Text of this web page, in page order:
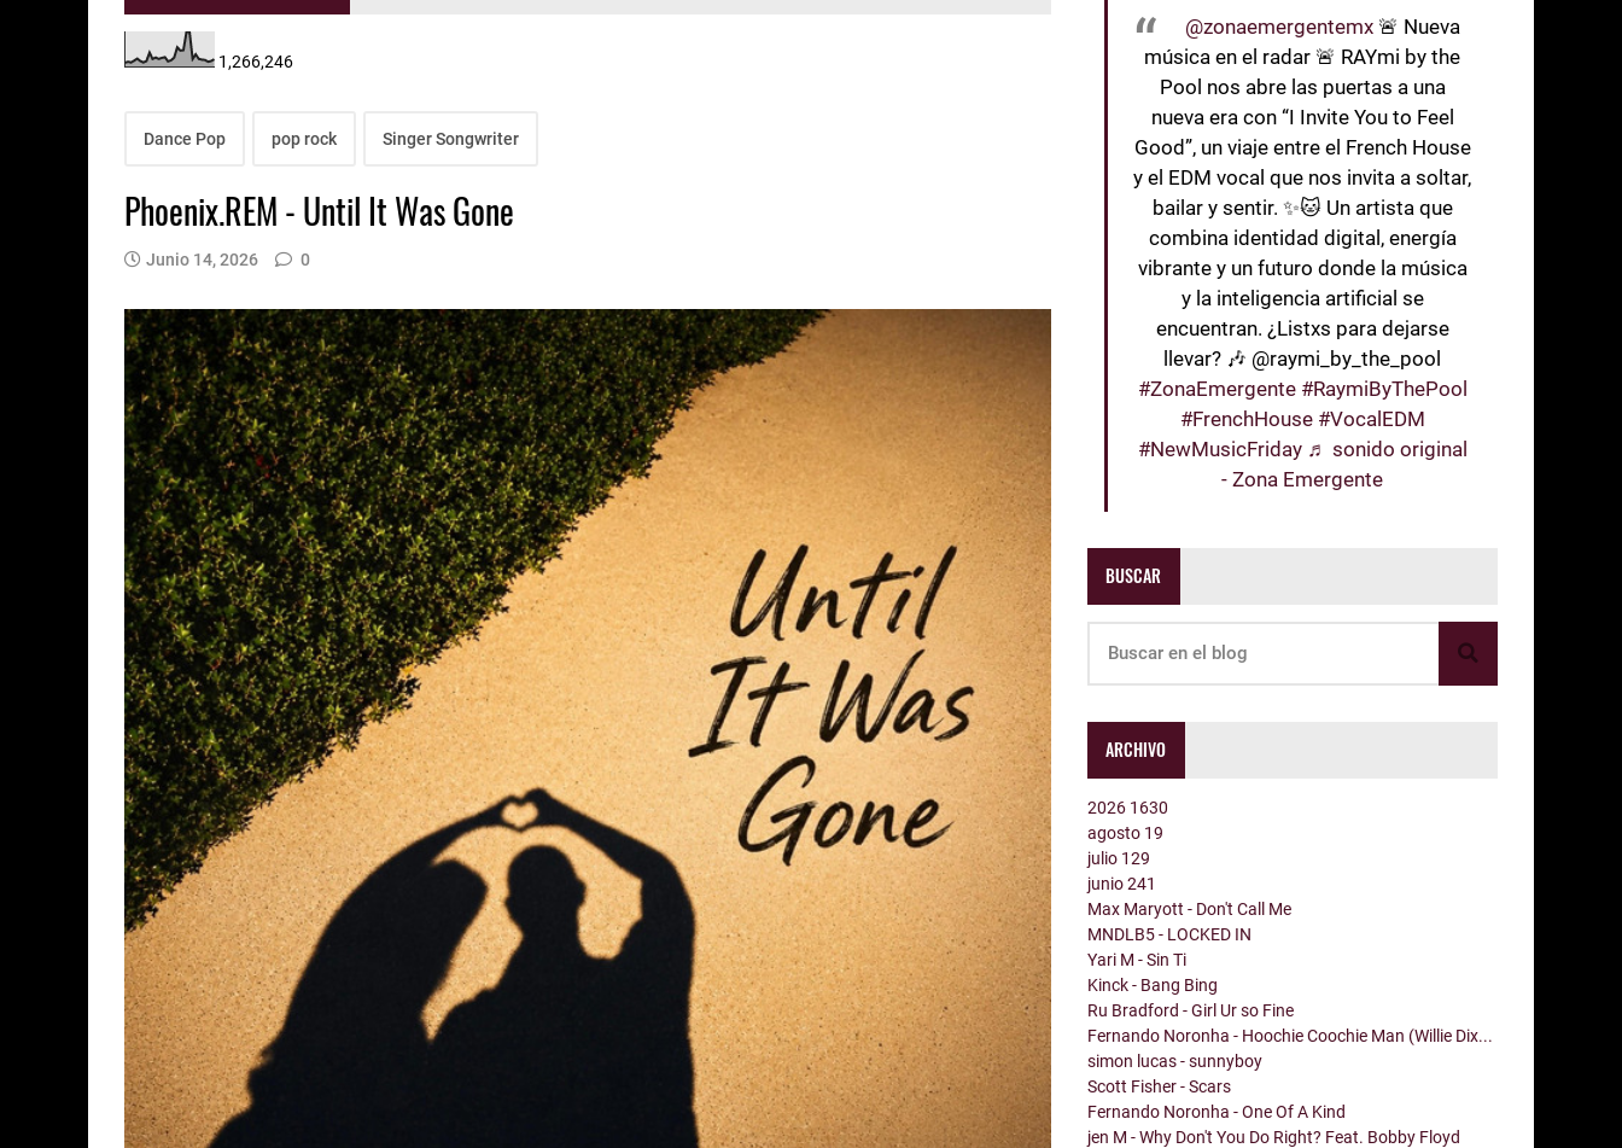
1,266,246
Dance Pop pop rock Singer Songwriter
Phoenix.REM - Until It Was Gone
Junio 14, 2026 0
@zonaemergentemx 🚨 Nueva
música en el radar 🚨 RAYmi by the
Pool nos abre las puertas a una
nueva era con “I Invite You to Feel
Good”, un viaje entre el French House
y el EDM vocal que nos invita a soltar,
bailar y sentir. ✨🐱 Un artista que
combina identidad digital, energía
vibrante y un futuro donde la música
y la inteligencia artificial se
encuentran. ¿Listxs para dejarse
llevar? 🎶 @raymi_by_the_pool
#ZonaEmergente #RaymiByThePool
#FrenchHouse #VocalEDM
#NewMusicFriday ♬ sonido original
- Zona Emergente
BUSCAR
ARCHIVO
2026 1630
agosto 19
julio 129
junio241
Max Maryott - Don't Call Me
MNDLB5 - LOCKED IN
Yari M - Sin Ti
Kinck - Bang Bing
Ru Bradford - Girl Ur so Fine
Fernando Noronha - Hoochie Coochie Man (Willie Dix...
simon lucas - sunnyboy
Scott Fisher - Scars
Fernando Noronha - One Of A Kind
jen M - Why Don't You Do Right? Feat. Bobby Floyd